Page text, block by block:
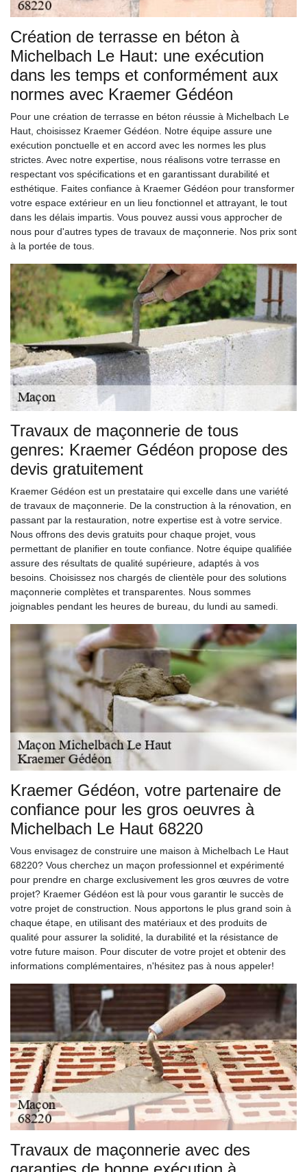
Création de terrasse en béton à
Michelbach Le Haut: une exécution
dans les temps et conformément aux
normes avec Kraemer Gédéon
Pour une création de terrasse en béton réussie à Michelbach Le
Haut, choisissez Kraemer Gédéon. Notre équipe assure une
exécution ponctuelle et en accord avec les normes les plus
strictes. Avec notre expertise, nous réalisons votre terrasse en
respectant vos spécifications et en garantissant durabilité et
esthétique. Faites confiance à Kraemer Gédéon pour transformer
votre espace extérieur en un lieu fonctionnel et attrayant, le tout
dans les délais impartis. Vous pouvez aussi vous approcher de
nous pour d'autres types de travaux de maçonnerie. Nos prix sont
à la portée de tous.
Travaux de maçonnerie de tous
genres: Kraemer Gédéon propose des
devis gratuitement
Kraemer Gédéon est un prestataire qui excelle dans une variété
de travaux de maçonnerie. De la construction à la rénovation, en
passant par la restauration, notre expertise est à votre service.
Nous offrons des devis gratuits pour chaque projet, vous
permettant de planifier en toute confiance. Notre équipe qualifiée
assure des résultats de qualité supérieure, adaptés à vos
besoins. Choisissez nos chargés de clientèle pour des solutions
maçonnerie complètes et transparentes. Nous sommes
joignables pendant les heures de bureau, du lundi au samedi.
Kraemer Gédéon, votre partenaire de
confiance pour les gros oeuvres à
Michelbach Le Haut 68220
Vous envisagez de construire une maison à Michelbach Le Haut
68220? Vous cherchez un maçon professionnel et expérimenté
pour prendre en charge exclusivement les gros œuvres de votre
projet? Kraemer Gédéon est là pour vous garantir le succès de
votre projet de construction. Nous apportons le plus grand soin à
chaque étape, en utilisant des matériaux et des produits de
qualité pour assurer la solidité, la durabilité et la résistance de
votre future maison. Pour discuter de votre projet et obtenir des
informations complémentaires, n'hésitez pas à nous appeler!
Travaux de maçonnerie avec des